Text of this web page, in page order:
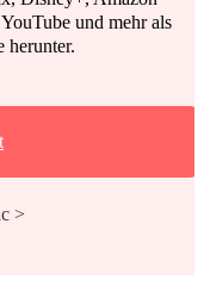
und mehr als
herunter.
>